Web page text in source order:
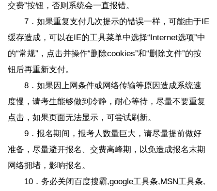
交费”按钮，否则系统会一直报错。
7．如果重复支付几次提示的错误一样，可能由于IE
缓存造成，可以在IE的工具菜单中选择“Internet选项”中
的“常规”，点击并操作“删除cookies”和“删除文件”的按
钮后再重新支付。
8．如果因上网条件或网络传输等原因造成系统速
度慢，请考生能够做到冷静，耐心等待，尽量不要重复
点击，如果页面无法显示，可尝试刷新。
9．报名期间，报考人数量巨大，请尽量提前做好
准备，尽量避开报名、交费高峰期，以免造成报名末期
网络拥堵，影响报名。
10．务必关闭百度搜霸,google工具条,MSN工具条,